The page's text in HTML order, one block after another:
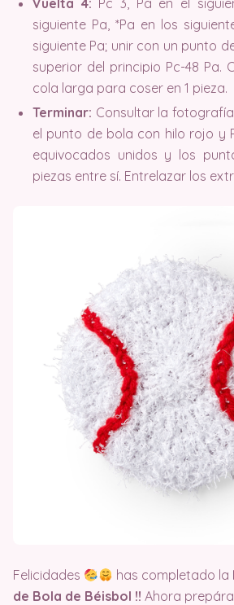
Vuelta 4: Pc 3, Pa en el
siguiente Pa, *Pa en los
siguiente Pa; unir con un punto
superior del principio Pc-48 Pa.
cola larga para coser en 1 pieza.
Terminar: Consultar la
el punto de bola con hilo rojo y
equivocados unidos y los
piezas entre sí. Entrelazar los
Felicidades has completado la
de Bola de Béisbol !! Ahora